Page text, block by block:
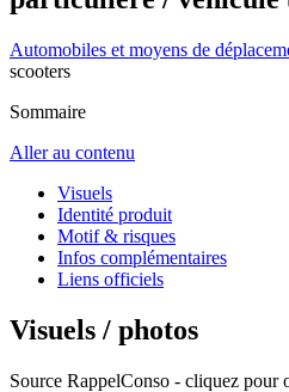
Automobiles et moyens de
scooters
Sommaire
Aller au contenu
Visuels
Identité produit
Motif & risques
Infos complémentaires
Liens officiels
Visuels / photos
Source RappelConso - cliquez pour